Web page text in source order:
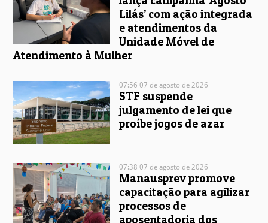
Lilás’ com ação integrada
e atendimentos da
Unidade Móvel de
Atendimento à Mulher
07:56 07 de agosto de 2026
STF suspende
julgamento de lei que
proíbe jogos de azar
07:38 07 de agosto de 2026
Manausprev promove
capacitação para agilizar
processos de
aposentadoria dos